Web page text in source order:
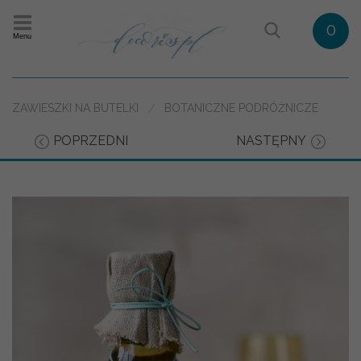
Menu 0
ZAWIESZKI NA BUTELKI BOTANICZNE PODRÓŻNICZE
POPRZEDNI NASTĘPNY